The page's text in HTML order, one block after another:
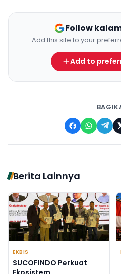
Follow
Add this site to your
Add to
Berita Lainnya
EKBIS
SUCOFINDO Perkuat